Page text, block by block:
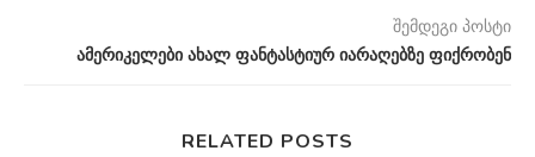
შემდეგი პოსტი
ამერიკელები ახალ ფანტასტიურ იარაღებზე ფიქრობენ
RELATED POSTS